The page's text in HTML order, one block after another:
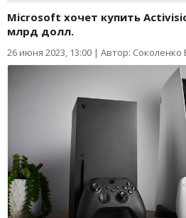
Microsoft хочет купить
млрд долл.
26 июня 2023, 13:00 | Автор: Соколенко